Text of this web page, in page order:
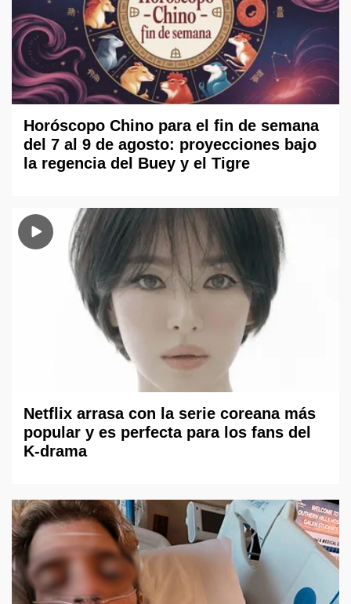
Horóscopo Chino para el fin de semana
del 7 al 9 de agosto: proyecciones bajo
la regencia del Buey y el Tigre
Netflix arrasa con la serie coreana más
popular y es perfecta para los fans del
K-drama